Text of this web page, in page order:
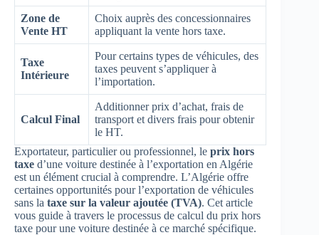
Zone de
Vente HT
Choix auprès des concessionnaires
appliquant la vente hors taxe.
Taxe
Intérieure
Pour certains types de véhicules, des
taxes peuvent s’appliquer à
l’importation.
Calcul Final
Additionner prix d’achat, frais de
transport et divers frais pour obtenir
le HT.
Exportateur, particulier ou professionnel, le prix hors
taxe d’une voiture destinée à l’exportation en Algérie
est un élément crucial à comprendre. L’Algérie offre
certaines opportunités pour l’exportation de véhicules
sans la taxe sur la valeur ajoutée (TVA). Cet article
vous guide à travers le processus de calcul du prix hors
taxe pour une voiture destinée à ce marché spécifique.